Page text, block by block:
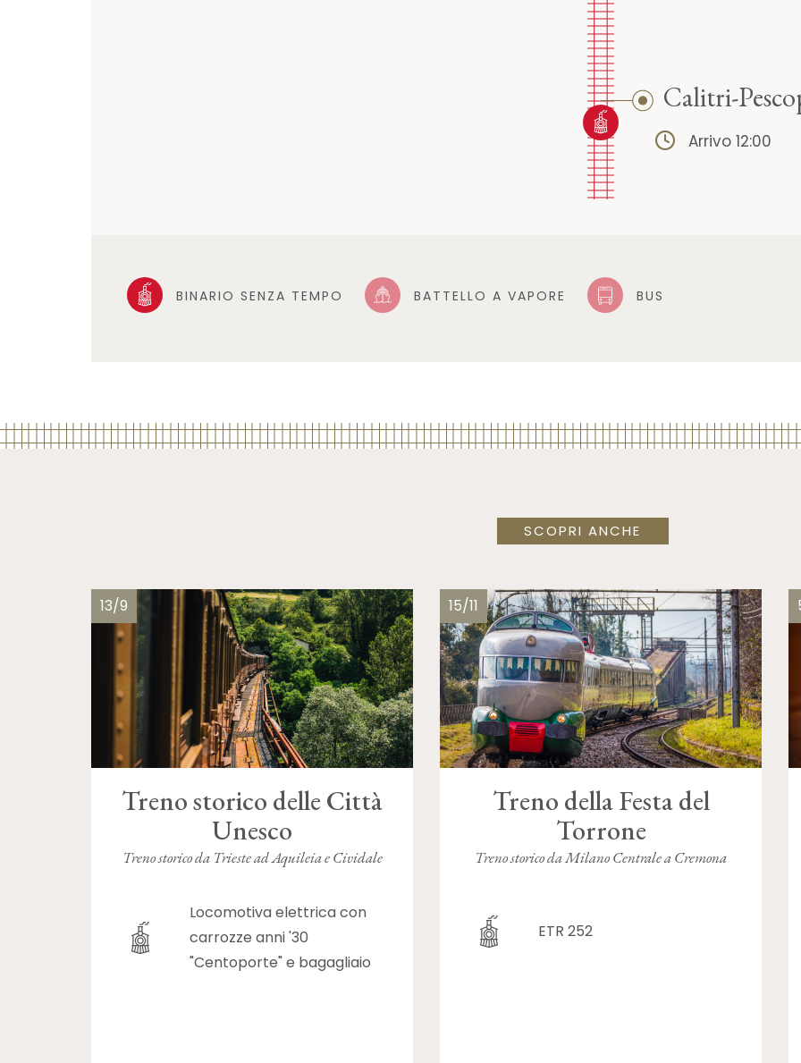
Calitri-
Arrivo 12:00
BINARIO SENZA TEMPO BATTELLO A VAPORE BUS
SCOPRI ANCHE
13/9
Treno storico delle Città
Unesco
Treno storico da Trieste ad Aquileia e Cividale
Locomotiva elettrica con
carrozze anni '30
"Centoporte" e bagagliaio
15/11
Treno della Festa del
Torrone
Treno storico da Milano Centrale a Cremona
ETR 252